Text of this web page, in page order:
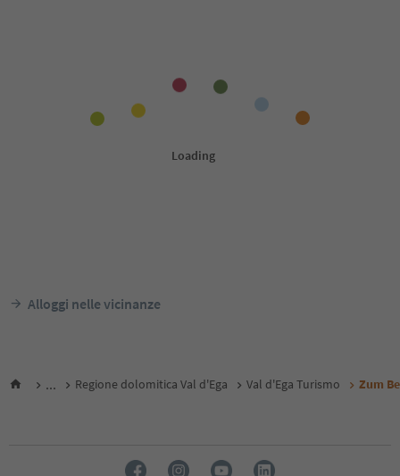
Alloggi nelle vicinanze
... Regione dolomitica Val d'Ega Val d'Ega Turismo Zum